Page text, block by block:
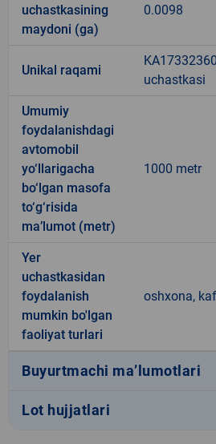
uchastkasining
maydoni (ga)
0.0098
Unikal raqami
uchastkasi
Umumiy
foydalanishdagi
avtomobil
yo‘llarigacha
bo‘lgan masofa
to‘g‘risida
ma’lumot (metr)
1000 metr
Yer
uchastkasidan
foydalanish
mumkin bo'lgan
faoliyat turlari
oshxona,
Buyurtmachi ma’lumotlari
Lot hujjatlari